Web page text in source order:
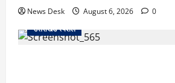
News Desk August 6, 2026
0
उत्तराखंड स्पेशल